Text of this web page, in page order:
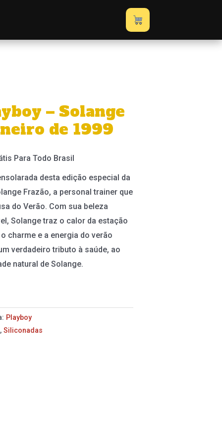
– Solange
de 1999
Para Todo Brasil
desta edição especial da
Frazão, a personal trainer que
do Verão. Com sua beleza
Solange traz o calor da estação
charme e a energia do verão
verdadeiro tributo à saúde, ao
natural de Solange.
Playboy
,Siliconadas